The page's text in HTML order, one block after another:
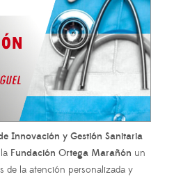
Innovación y Gestión Sanitaria
Fundación Ortega Marañón un
de la atención personalizada y